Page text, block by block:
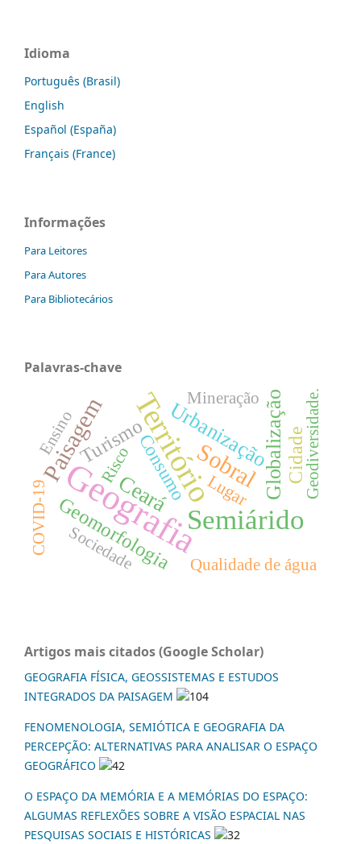
Idioma
Português (Brasil)
English
Español (España)
Français (France)
Informações
Para Leitores
Para Autores
Para Bibliotecários
Palavras-chave
Geografia
Território
Semiárido
Sobral
Paisagem
Ceará Globalização
Urbanização
Geomorfologia
Turismo Cidade
Consumo Lugar
Qualidade de água
Risco
Sociedade
Mineração Geodiversidade.
Ensino
COVID-19
Artigos mais citados (Google Scholar)
GEOGRAFIA FÍSICA, GEOSSISTEMAS E ESTUDOS
INTEGRADOS DA PAISAGEM
104
FENOMENOLOGIA, SEMIÓTICA E GEOGRAFIA DA
PERCEPÇÃO: ALTERNATIVAS PARA ANALISAR O ESPAÇO
GEOGRÁFICO
42
O ESPAÇO DA MEMÓRIA E A MEMÓRIAS DO ESPAÇO:
ALGUMAS REFLEXÕES SOBRE A VISÃO ESPACIAL NAS
PESQUISAS SOCIAIS E HISTÓRICAS
32